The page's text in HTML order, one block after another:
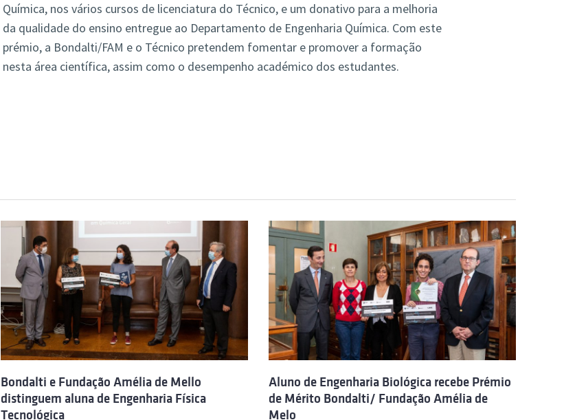
Química, nos vários cursos de licenciatura do Técnico, e um donativo para a melhoria
da qualidade do ensino entregue ao Departamento de Engenharia Química. Com este
prémio, a Bondalti/FAM e o Técnico pretendem fomentar e promover a formação
nesta área científica, assim como o desempenho académico dos estudantes.
Bondalti e Fundação Amélia de Mello
distinguem aluna de Engenharia Física
Tecnológica
Aluno de Engenharia Biológica recebe Prémio
de Mérito Bondalti/ Fundação Amélia de
Melo